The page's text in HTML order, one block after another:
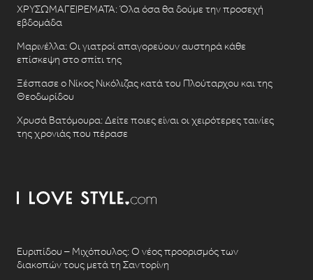
ΧΡΥΣΩΜΑΓΕΙΡΕΜΑΤΑ: Όλα όσα θα δούμε την προσεχή
εβδομάδα
Μαρινέλλα: Οι γιατροί απαγορεύουν αυστηρά κάθε
επίσκεψη στο σπίτι της
Ξέσπασε ο Νίκος Νικόλιζας κατά του Πλούταρχου και της
Θεοδωρίδου
Χρυσά Βατόμουρα: Δείτε ποιες είναι οι χειρότερες ταινίες
της χρονιάς που πέρασε
Ευριπίδου – Μιχόπουλος: Ο νέος προορισμός των
διακοπών τους μετά τη Σαντορίνη